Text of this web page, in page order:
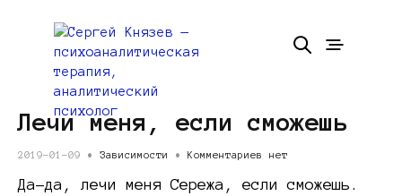
Лечи меня, если сможешь
2019-01-09 • Зависимости • Комментариев нет
Да-да, лечи меня Сережа, если сможешь.